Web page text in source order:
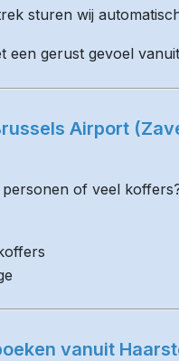
sturen wij
een gerust gevoel
Airport
of veel
vanuit